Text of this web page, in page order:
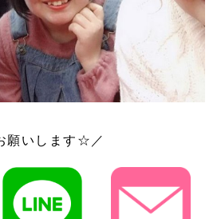
願いします☆／